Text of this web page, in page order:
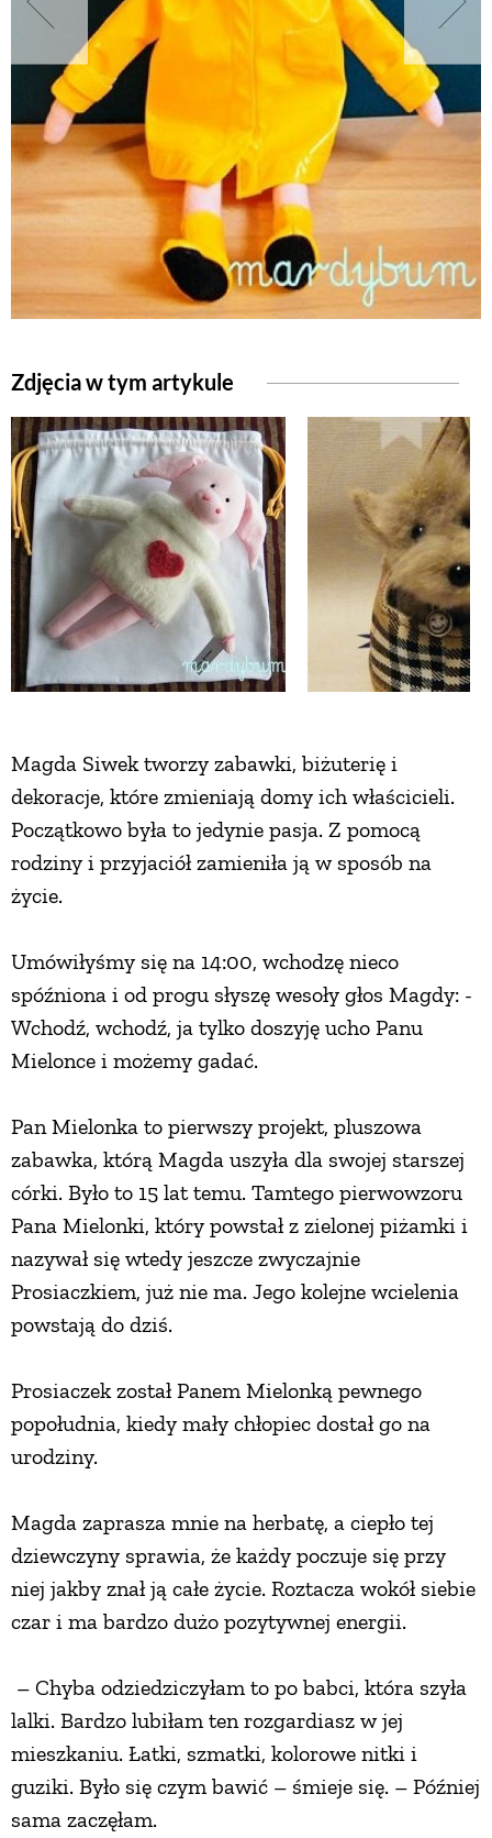
Zdjęcia w tym artykule
Magda Siwek tworzy zabawki, biżuterię i
dekoracje, które zmieniają domy ich właścicieli.
Początkowo była to jedynie pasja. Z pomocą
rodziny i przyjaciół zamieniła ją w sposób na
życie.
Umówiłyśmy się na 14:00, wchodzę nieco
spóźniona i od progu słyszę wesoły głos Magdy: -
Wchodź, wchodź, ja tylko doszyję ucho Panu
Mielonce i możemy gadać.
Pan Mielonka to pierwszy projekt, pluszowa
zabawka, którą Magda uszyła dla swojej starszej
córki. Było to 15 lat temu. Tamtego pierwowzoru
Pana Mielonki, który powstał z zielonej piżamki i
nazywał się wtedy jeszcze zwyczajnie
Prosiaczkiem, już nie ma. Jego kolejne wcielenia
powstają do dziś.
Prosiaczek został Panem Mielonką pewnego
popołudnia, kiedy mały chłopiec dostał go na
urodziny.
Magda zaprasza mnie na herbatę, a ciepło tej
dziewczyny sprawia, że każdy poczuje się przy
niej jakby znał ją całe życie. Roztacza wokół siebie
czar i ma bardzo dużo pozytywnej energii.
– Chyba odziedziczyłam to po babci, która szyła
lalki. Bardzo lubiłam ten rozgardiasz w jej
mieszkaniu. Łatki, szmatki, kolorowe nitki i
guziki. Było się czym bawić – śmieje się. – Później
sama zaczęłam.
NATURALNIE
URODA
NATURALNA APTECZKA
DLA DOMU
ZWIERZĘTA DOMOWE
ZWIERZĘTA W NATURZE
GRZYBY
KRAJOBRAZ
RĘKODZIEŁO
RZEMIOSŁO
ZRÓB TO SAM
PRZEPISY
PRZYSTAWKI
ZUPY
DANIA GŁÓWNE
PRZETWORY
INNE